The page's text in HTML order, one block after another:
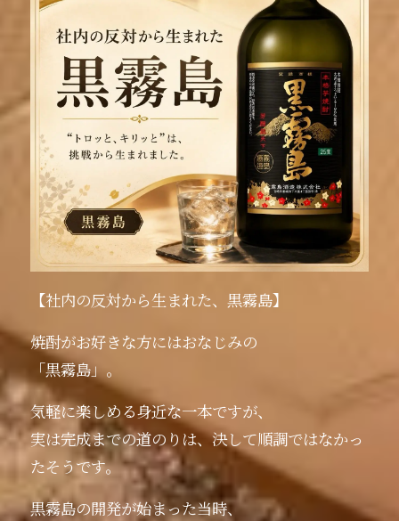
【社内の反対から生まれた、黒霧島】
焼酎がお好きな方にはおなじみの
「黒霧島」。
気軽に楽しめる身近な一本ですが、
実は完成までの道のりは、決して順調ではなかっ
たそうです。
黒霧島の開発が始まった当時、